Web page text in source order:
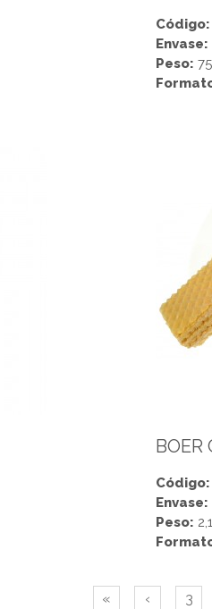
Código:
Envase:
Peso:
BOER
Código:
Envase:
Peso:
« ‹ 3